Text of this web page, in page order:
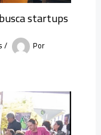
startups
/
Por